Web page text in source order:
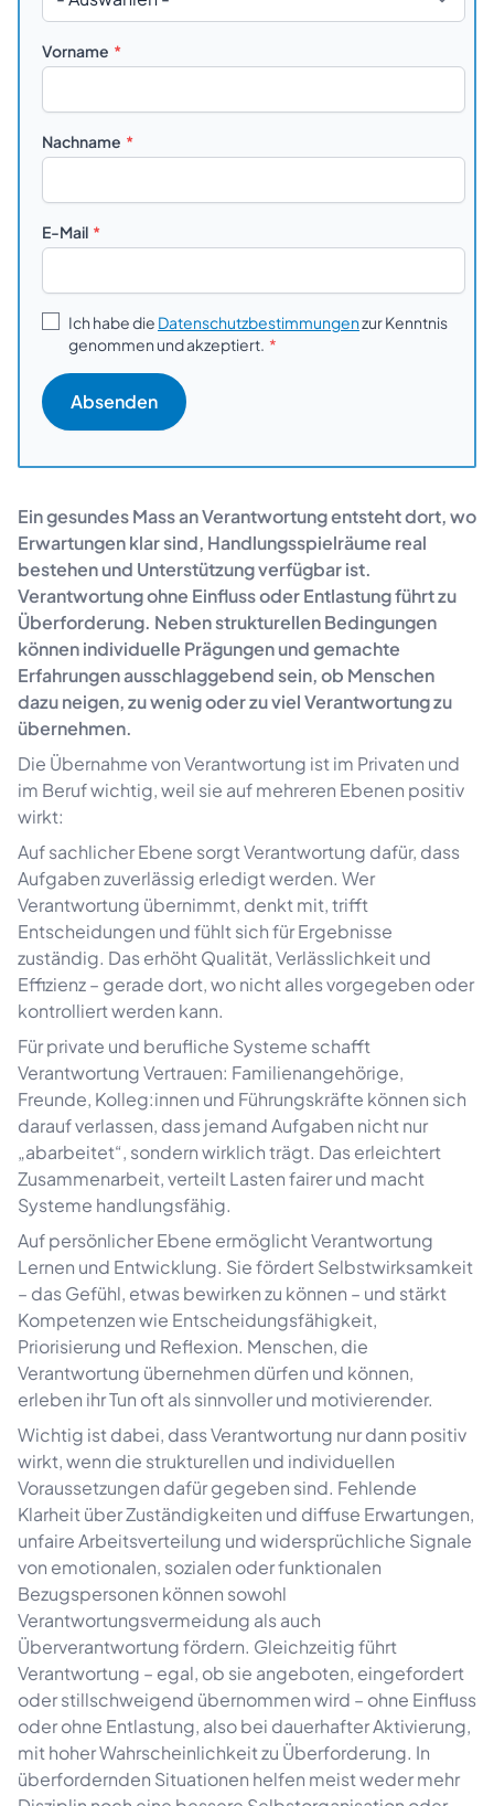
Vorname
Nachname
E-Mail
Ich habe die Datenschutzbestimmungenzur Kenntnis
genommen und akzeptiert.
Ein gesundes Mass an Verantwortung entsteht dort, wo
Erwartungen klar sind, Handlungsspielräume real
bestehen und Unterstützung verfügbar ist.
Verantwortung ohne Einfluss oder Entlastung führt zu
Überforderung. Neben strukturellen Bedingungen
können individuelle Prägungen und gemachte
Erfahrungen ausschlaggebend sein, ob Menschen
dazu neigen, zu wenig oder zu viel Verantwortung zu
übernehmen.
Die Übernahme von Verantwortung ist im Privaten und
im Beruf wichtig, weil sie auf mehreren Ebenen positiv
wirkt:
Auf sachlicher Ebene sorgt Verantwortung dafür, dass
Aufgaben zuverlässig erledigt werden. Wer
Verantwortung übernimmt, denkt mit, trifft
Entscheidungen und fühlt sich für Ergebnisse
zuständig. Das erhöht Qualität, Verlässlichkeit und
Effizienz – gerade dort, wo nicht alles vorgegeben oder
kontrolliert werden kann.
Für private und berufliche Systeme schafft
Verantwortung Vertrauen: Familienangehörige,
Freunde, Kolleg:innen und Führungskräfte können sich
darauf verlassen, dass jemand Aufgaben nicht nur
„abarbeitet“, sondern wirklich trägt. Das erleichtert
Zusammenarbeit, verteilt Lasten fairer und macht
Systeme handlungsfähig.
Auf persönlicher Ebene ermöglicht Verantwortung
Lernen und Entwicklung. Sie fördert Selbstwirksamkeit
– das Gefühl, etwas bewirken zu können – und stärkt
Kompetenzen wie Entscheidungsfähigkeit,
Priorisierung und Reflexion. Menschen, die
Verantwortung übernehmen dürfen und können,
erleben ihr Tun oft als sinnvoller und motivierender.
Wichtig ist dabei, dass Verantwortung nur dann positiv
wirkt, wenn die strukturellen und individuellen
Voraussetzungen dafür gegeben sind. Fehlende
Klarheit über Zuständigkeiten und diffuse Erwartungen,
unfaire Arbeitsverteilung und widersprüchliche Signale
von emotionalen, sozialen oder funktionalen
Bezugspersonen können sowohl
Verantwortungsvermeidung als auch
Überverantwortung fördern. Gleichzeitig führt
Verantwortung – egal, ob sie angeboten, eingefordert
oder stillschweigend übernommen wird – ohne Einfluss
oder ohne Entlastung, also bei dauerhafter Aktivierung,
mit hoher Wahrscheinlichkeit zu Überforderung. In
überfordernden Situationen helfen meist weder mehr